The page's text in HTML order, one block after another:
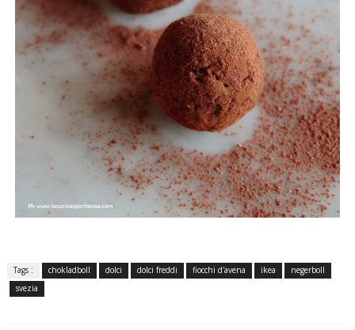
Tags : chokladboll dolci dolci freddi fiocchi d'avena ikea
negerboll
svezia